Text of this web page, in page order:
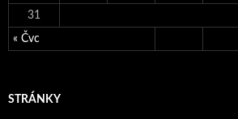
« Čvc
31
STRÁNKY